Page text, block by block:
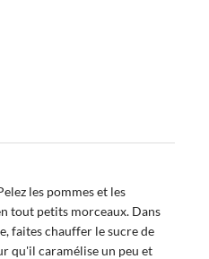
les pommes et les
tout petits morceaux. Dans
faites chauffer le sucre de
qu'il caramélise un peu et